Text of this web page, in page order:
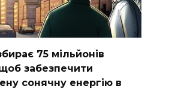
75 мільйонів
забезпечити
сонячну енергію в